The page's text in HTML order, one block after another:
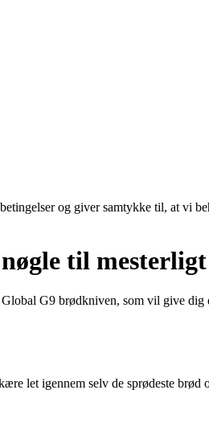
og giver samtykke til, at vi
til
G9 brødkniven, som vil give
let igennem selv de sprødeste brød